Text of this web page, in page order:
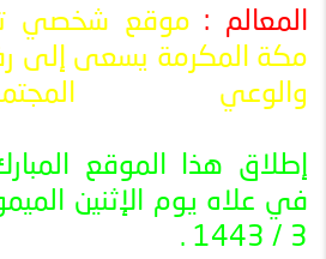
المعالم : موقع شخصي
مكة المكرمة يسعى إلى
والوعي
إطلاق هذا الموقع
3 / 1443 .